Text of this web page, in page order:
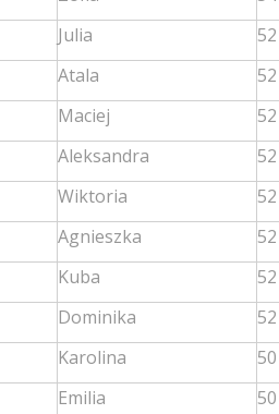
Julia
52
Atala
52
Maciej
52
Aleksandra
52
Wiktoria
52
Agnieszka
52
Kuba
52
Dominika
52
Karolina
50
Emilia
50